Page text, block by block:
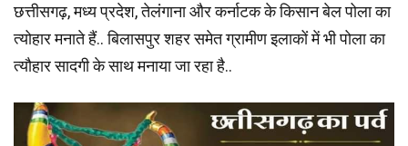
छत्तीसगढ़, मध्य प्रदेश, तेलंगाना और कर्नाटक के किसान बेल पोला का
त्योहार मनाते हैं.. बिलासपुर शहर समेत ग्रामीण इलाकों में भी पोला का
त्यौहार सादगी के साथ मनाया जा रहा है..